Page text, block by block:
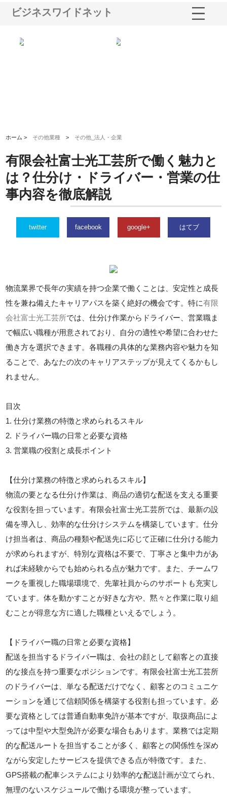
ビジネスワイドネット
ホーム > その他業種 > その他_法人・企業
有限会社富士光工芸所で働く魅力と
は？仕分け・ドライバー・営業の仕
事内容を徹底解説
twitter facebook google+ はてブ
物流業界で長年の実績を持つ企業で働くことは、安定性と成長
性を兼ね備えたキャリアパスを築く絶好の機会です。特に有限
会社富士光工芸所では、仕分け作業からドライバー、営業職ま
で幅広い職種が用意されており、自分の適性や希望に合わせた
働き方を選択できます。各職種の具体的な業務内容や魅力を知
ることで、あなたの次のキャリアステップが見えてくるかもし
れません。
目次
1. 仕分け業務の特徴と求められるスキル
2. ドライバー職の日常と必要な資格
3. 営業職の役割と成長ポイント
【仕分け業務の特徴と求められるスキル】
物流の要となる仕分け作業は、商品の適切な配送を支える重要
な役割を担っています。有限会社富士光工芸所では、最新の設
備を導入し、効率的な仕分けシステムを構築しています。仕分
け担当者は、商品の種類や配送先に応じて正確に仕分ける能力
が求められますが、特別な資格は不要で、丁寧さと集中力があ
れば未経験からでも始められる点が魅力です。また、チームワ
ークを重視した職場環境で、先輩社員からのサポートも充実し
ています。体を動かすことが好きな方や、黙々と作業に取り組
むことが得意な方に適した職種といえるでしょう。
【ドライバー職の日常と必要な資格】
配送を担当するドライバー職は、会社の顔として顧客との直接
的な接点を持つ重要なポジションです。有限会社富士光工芸所
のドライバーは、単なる配送だけでなく、顧客とのコミュニケ
ーションを通じて信頼関係を構築する役割も担っています。必
要な資格としては普通自動車免許が基本ですが、取扱商品によ
っては中型や大型免許が必要な場合もあります。業務では定期
的な配送ルートを担当することが多く、顧客との関係性を深め
ながら安定したサービスを提供できる点が特徴です。また、
GPS搭載の配車システムにより効率的な配送計画が立てられ、
無理のないスケジュールで働ける環境が整っています。